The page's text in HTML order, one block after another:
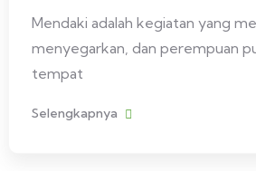
Mendaki adalah kegiatan yang
menyegarkan, dan perempuan
tempat
Selengkapnya